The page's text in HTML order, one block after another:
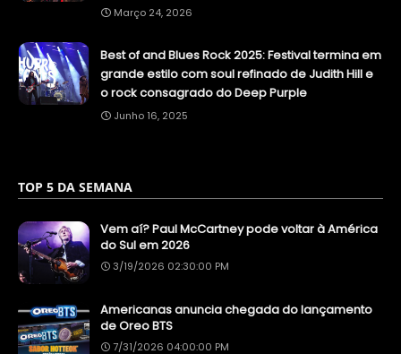
Março 24, 2026
Best of and Blues Rock 2025: Festival termina em
grande estilo com soul refinado de Judith Hill e
o rock consagrado do Deep Purple
Junho 16, 2025
TOP 5 DA SEMANA
Vem aí? Paul McCartney pode voltar à América
do Sul em 2026
3/19/2026 02:30:00 PM
Americanas anuncia chegada do lançamento
de Oreo BTS
7/31/2026 04:00:00 PM